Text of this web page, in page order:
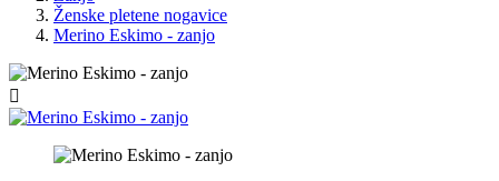
Ženske pletene nogavice
Merino Eskimo - zanjo
